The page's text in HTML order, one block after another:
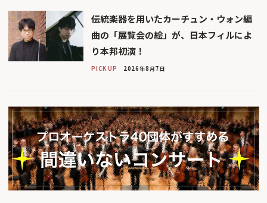
伝統楽器を用いたカーチュン・ウォン編
曲の「展覧会の絵」が、日本フィルによ
り本邦初演！
PICK UP 2026年8月7日